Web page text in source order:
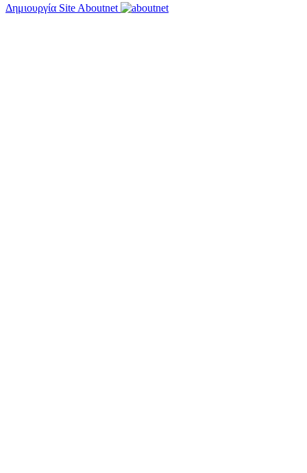
Δημιουργία Site Aboutnet